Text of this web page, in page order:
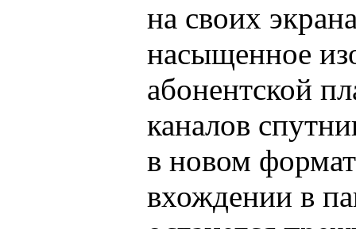
на своих
насыщенное
абонентской
каналов
в новом
вхождении в